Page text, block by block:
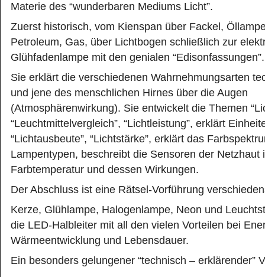
Materie des “wunderbaren Mediums Licht”.
Zuerst historisch, vom Kienspan über Fackel,
Petroleum, Gas, über Lichtbogen schließlich zur
Glühfadenlampe mit den genialen “Edisonfassungen”.
Sie erklärt die verschiedenen Wahrnehmungsarten
und jene des menschlichen Hirnes über die Augen
(Atmosphärenwirkung). Sie entwickelt die Themen
“Leuchtmittelvergleich”, “Lichtleistung”, erklärt
“Lichtausbeute”, “Lichtstärke”, erklärt das
Lampentypen, beschreibt die Sensoren der Netzhaut
Farbtemperatur und dessen Wirkungen.
Der Abschluss ist eine Rätsel-Vorführung
Kerze, Glühlampe, Halogenlampe, Neon und
die LED-Halbleiter mit all den vielen Vorteilen bei
Wärmeentwicklung und Lebensdauer.
Ein besonders gelungener “technisch – erklärender”